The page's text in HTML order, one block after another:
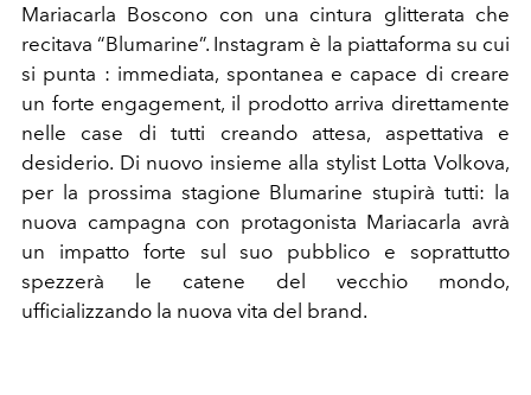
Mariacarla Boscono con una cintura glitterata che
recitava “Blumarine”. Instagram è la piattaforma su cui
si punta : immediata, spontanea e capace di creare
un forte engagement, il prodotto arriva direttamente
nelle case di tutti creando attesa, aspettativa e
desiderio. Di nuovo insieme alla stylist Lotta Volkova,
per la prossima stagione Blumarine stupirà tutti: la
nuova campagna con protagonista Mariacarla avrà
un impatto forte sul suo pubblico e soprattutto
spezzerà le catene del vecchio mondo,
ufficializzando la nuova vita del brand.